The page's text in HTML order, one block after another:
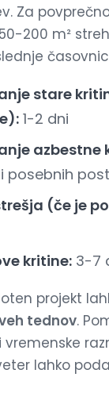
Za
200 m²
stare
1-2 dni
azbestne
posebnih
(če je
kritine: 3-7
projekt
tednov.
lahko